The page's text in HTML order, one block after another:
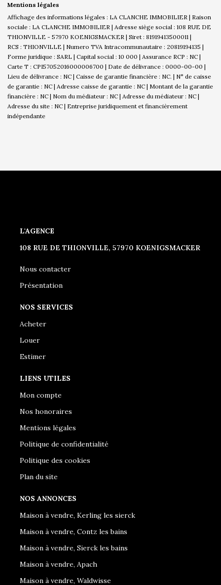
Mentions légales
Affichage des informations légales : LA CLANCHE IMMOBILIER | Raison
sociale : LA CLANCHE IMMOBILIER | Adresse siège social : 108 RUE DE
THIONVILLE - 57970 KOENIGSMACKER | Siret : 81919413500011 |
RCS : THIONVILLE | Numero TVA Intracommunautaire : 20819194135 |
Forme juridique : SARL | Capital social : 10 000 | Assurance RCP : NC |
Carte T : CPI57052016000006700 | Date de délivrance : 0000-00-00 |
Lieu de délivrance : NC | Caisse de garantie financière : NC. | N° de caisse
de garantie : NC | Adresse caisse de garantie : NC | Montant de la garantie
financière : NC | Nom du médiateur : NC | Adresse du médiateur : NC |
Adresse du site : NC | Entreprise juridiquement et financièrement
indépendante
L'AGENCE
108 RUE DE THIONVILLE, 57970 KOENIGSMACKER
Nous contacter
Présentation
NOS SERVICES
Acheter
Louer
Estimer
LIENS UTILES
Mon compte
Nos honoraires
Mentions légales
Politique de confidentialité
Politique des cookies
Plan du site
NOS ANNONCES
Maison à vendre, Kerling les sierck
Maison à vendre, Contz les bains
Maison à vendre, Sierck les bains
Maison à vendre, Apach
Maison à vendre, Waldwisse